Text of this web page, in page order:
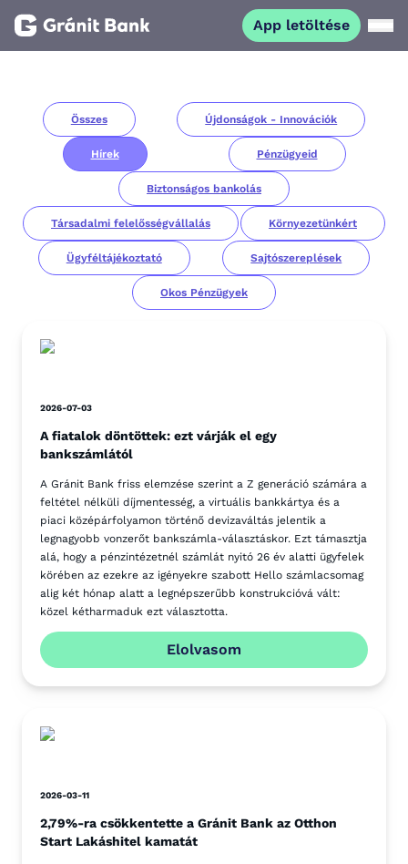
App letöltése
Vállalkozásoknak
Befektetőknek
Összes Újdonságok - Innovációk
Hírek Pénzügyeid
Biztonságos bankolás
Társadalmi felelősségvállalás Környezetünkért
Ügyféltájékoztató Sajtószereplések
Okos Pénzügyek
2026-07-03
A fiatalok döntöttek: ezt várják el egy
bankszámlától
A Gránit Bank friss elemzése szerint a Z generáció számára a
feltétel nélküli díjmentesség, a virtuális bankkártya és a
piaci középárfolyamon történő devizaváltás jelentik a
legnagyobb vonzerőt bankszámla-választáskor. Ezt támasztja
alá, hogy a pénzintézetnél számlát nyitó 26 év alatti ügyfelek
körében az ezekre az igényekre szabott Hello számlacsomag
alig két hónap alatt a legnépszerűbb konstrukcióvá vált:
közel kétharmaduk ezt választotta.
Elolvasom
2026-03-11
2,79%-ra csökkentette a Gránit Bank az Otthon
Start Lakáshitel kamatát